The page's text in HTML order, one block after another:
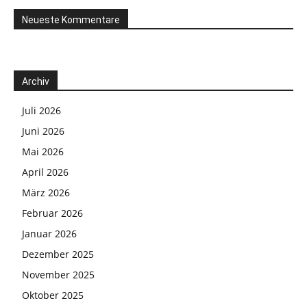
Neueste Kommentare
Archiv
Juli 2026
Juni 2026
Mai 2026
April 2026
März 2026
Februar 2026
Januar 2026
Dezember 2025
November 2025
Oktober 2025